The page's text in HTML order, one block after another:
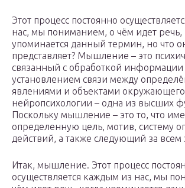
Этот процесс постоянно
нас, мы пониманием, о чём идет речь,
упоминается данный термин, но что
представляет? Мышление – это
связанный с обработкой информации
установлением связи между
явлениями и объектами
нейропсихологии – одна из высших
Поскольку мышление – это то, что
определенную цель, мотив, систему
действий, а также следующий за всем
Итак, мышление. Этот процесс
осуществляется каждым из нас, мы